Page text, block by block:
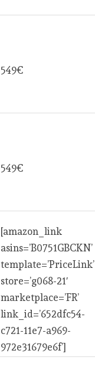
549€
549€
[amazon_link
asins=’B0751GBCKN’
template=’PriceLink’
store=’g068-21′
marketplace=’FR’
link_id=’652dfc54-
c721-11e7-a969-
972e31679e6f’]